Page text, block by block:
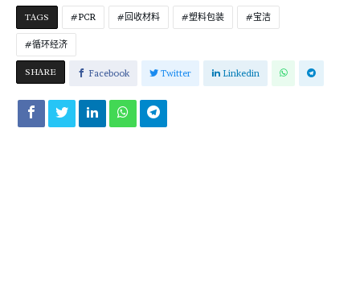
TAGS PCR 回收材料 塑料包装 宝洁
循环经济
SHARE Facebook Twitter Linkedin